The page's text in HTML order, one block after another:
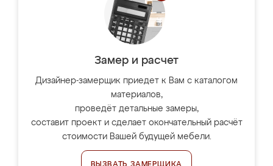
Замер и расчет
Дизайнер-замерщик приедет к Вам с каталогом
материалов,
проведёт детальные замеры,
составит проект и сделает окончательный расчёт
стоимости Вашей будущей мебели.